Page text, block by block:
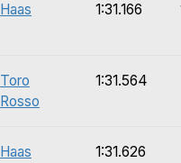
Haas 1:31.166
Toro
Rosso
1:31.564
Haas 1:31.626